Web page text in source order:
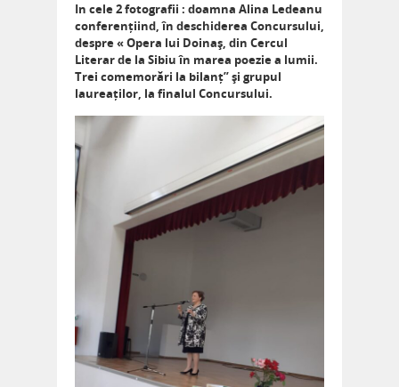
In cele 2 fotografii : doamna Alina Ledeanu
conferențiind, în deschiderea Concursului,
despre « Opera lui Doinaș, din Cercul
Literar de la Sibiu în marea poezie a lumii.
Trei comemorări la bilanț”și grupul
laureaților, la finalul Concursului.